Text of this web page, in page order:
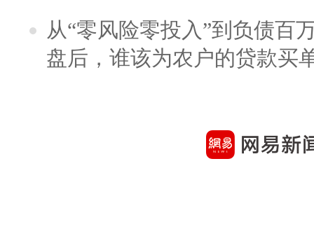
从“零风险零投入”到负债百
盘后，谁该为农户的贷款买